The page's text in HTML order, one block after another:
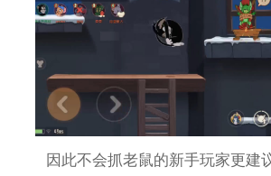
因此不会抓老鼠的新手玩家更建